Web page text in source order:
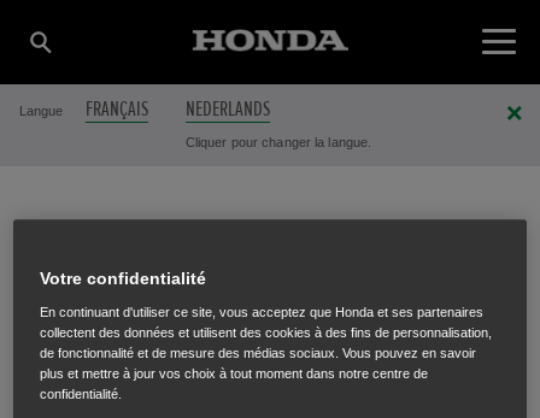
Langue FRANÇAIS NEDERLANDS
Cliquer pour changer la langue.
LAMBRECHTS
TUINMACHINES BVBA
Votre confidentialité
En continuant d'utiliser ce site, vous acceptez que Honda et ses partenaires
collectent des données et utilisent des cookies à des fins de personnalisation,
de fonctionnalité et de mesure des médias sociaux. Vous pouvez en savoir
plus et mettre à jour vos choix à tout moment dans notre centre de
confidentialité.